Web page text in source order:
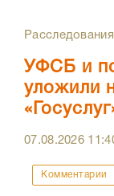
Расследования
УФСБ и
уложили
07.08.2026
Комментарии